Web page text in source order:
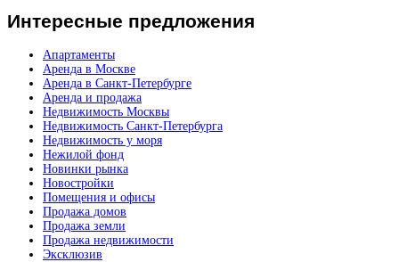
Интересные предложения
Апартаменты
Аренда в Москве
Аренда в Санкт-Петербурге
Аренда и продажа
Недвижимость Москвы
Недвижимость Санкт-Петербурга
Недвижимость у моря
Нежилой фонд
Новинки рынка
Новостройки
Помещения и офисы
Продажа домов
Продажа земли
Продажа недвижимости
Эксклюзив